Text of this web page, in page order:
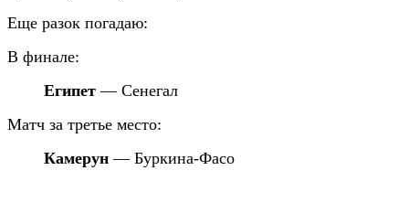
Еще разок погадаю:
В финале:
Египет— Сенегал
Матч за третье место:
Камерун— Буркина-Фасо